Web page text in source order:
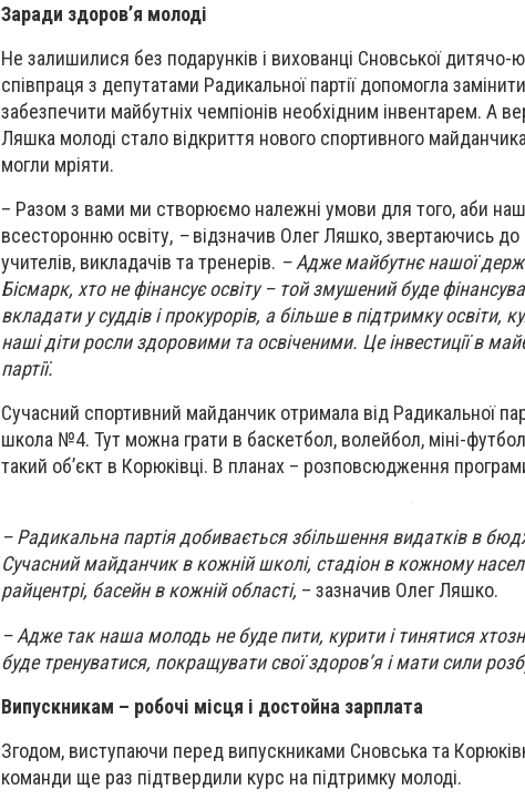
Заради здоров’я молоді
Не залишилися без подарунків і вихованці Сновської дитячо-
співпраця з депутатами Радикальної партії допомогла
забезпечити майбутніх чемпіонів необхідним інвентарем. А
Ляшка молоді стало відкриття нового спортивного
могли мріяти.
– Разом з вами ми створюємо належні умови для того, аби
всесторонню освіту, –відзначив Олег Ляшко, звертаючись до
учителів, викладачів та тренерів. – Адже майбутнє нашої
Бісмарк, хто не фінансує освіту – той змушений буде
вкладати у суддів і прокурорів, а більше в підтримку освіти,
наші діти росли здоровими та освіченими. Це інвестиції в
партії.
Сучасний спортивний майданчик отримала від Радикальної
школа №4. Тут можна грати в баскетбол, волейбол, міні-
такий об’єкт в Корюківці. В планах – розповсюдження
– Радикальна партія добивається збільшення видатків в
Сучасний майданчик в кожній школі, стадіон в кожному
райцентрі, басейн в кожній області, – зазначив Олег Ляшко.
– Адже так наша молодь не буде пити, курити і тинятися
буде тренуватися, покращувати свої здоров’я і мати сили
Випускникам – робочі місця і достойна зарплата
Згодом, виступаючи перед випускниками Сновська та
команди ще раз підтвердили курс на підтримку молоді.